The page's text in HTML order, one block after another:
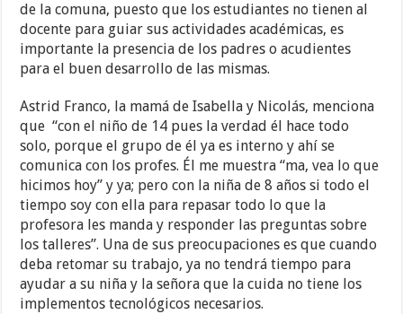
de la comuna, puesto que los estudiantes no tienen al
docente para guiar sus actividades académicas, es
importante la presencia de los padres o acudientes
para el buen desarrollo de las mismas.
Astrid Franco, la mamá de Isabella y Nicolás, menciona
que “con el niño de 14 pues la verdad él hace todo
solo, porque el grupo de él ya es interno y ahí se
comunica con los profes. Él me muestra “ma, vea lo que
hicimos hoy” y ya; pero con la niña de 8 años si todo el
tiempo soy con ella para repasar todo lo que la
profesora les manda y responder las preguntas sobre
los talleres”. Una de sus preocupaciones es que cuando
deba retomar su trabajo, ya no tendrá tiempo para
ayudar a su niña y la señora que la cuida no tiene los
implementos tecnológicos necesarios.